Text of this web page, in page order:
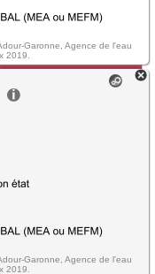
Garonne, Agence de l'eau
2019.
Garonne, Agence de l'eau
2019.